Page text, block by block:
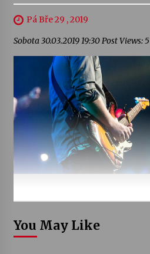
Pá Bře 29 , 2019
Sobota 30.03.2019 19:30 Post Views: 5
You May Like